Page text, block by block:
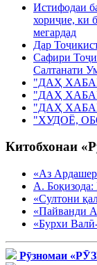
Истифодаи
хориҷие, ки
мегардад
Дар
Сафири
Салтанати
"ДАҲ
"ДАҲ
"ДАҲ
"ХУДОЁ,
Китобхонаи
«Аз
А. Боқизода:
«Султони
«Пайванди
«Бурхи
Рӯзномаи